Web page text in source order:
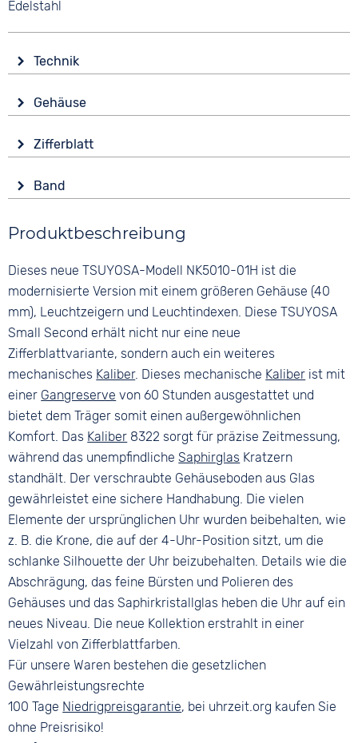
Edelstahl
Technik
Automatik
Funktionen
Datumsanzeige
Wasserdicht
Gehäuse
Saphirglas
Form
Tonneau/Oval
Material
Farbe
Silber
Zifferblatt
Analog
Grau
Ziffern
Keine
Band
Schwarz
Material
Bandschließe
Faltschließe
Produktbeschreibung
Dieses neue TSUYOSA-Modell NK5010-01H ist die
modernisierte Version mit einem größeren Gehäuse (40
mm), Leuchtzeigern und Leuchtindexen. Diese TSUYOSA
Small Second erhält nicht nur eine neue
Zifferblattvariante, sondern auch ein weiteres
mechanisches Kaliber. Dieses mechanische Kaliber ist mit
einer Gangreserve von 60 Stunden ausgestattet und
bietet dem Träger somit einen außergewöhnlichen
Komfort. Das Kaliber 8322 sorgt für präzise Zeitmessung,
während das unempfindlicheSaphirglas Kratzern
standhält. Der verschraubte Gehäuseboden aus Glas
gewährleistet eine sichere Handhabung. Die vielen
Elemente der ursprünglichen Uhr wurden beibehalten, wie
z. B. die Krone, die auf der 4-Uhr-Position sitzt, um die
schlanke Silhouette der Uhr beizubehalten. Details wie die
Abschrägung, das feine Bürsten und Polieren des
Gehäuses und das Saphirkristallglas heben die Uhr auf ein
neues Niveau. Die neue Kollektion erstrahlt in einer
Vielzahl von Zifferblattfarben.
Für unsere Waren bestehen die gesetzlichen
Gewährleistungsrechte
100 Tage Niedrigpreisgarantie, bei uhrzeit.org kaufen Sie
ohne Preisrisiko!